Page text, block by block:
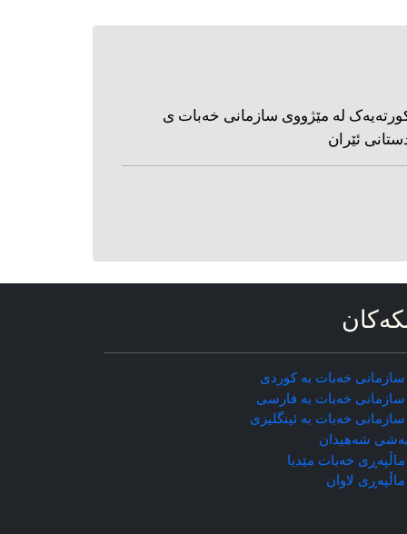
له مێژووی سازمانی خه‌بات ی
ئێران
سازمانی خه‌بات به کوردی
سازمانی خه‌بات به فارسی
سازمانی خه‌بات به ئینگلیزی
شه‌هیدان
خه‌بات مێدیا
ماڵپه‌ڕی لاوان